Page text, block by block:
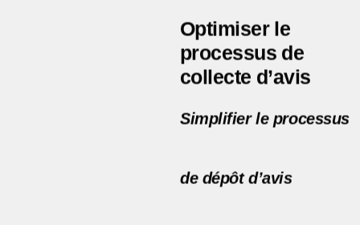
Optimiser le
processus de
collecte d’avis
Simplifier le processus
de dépôt d’avis